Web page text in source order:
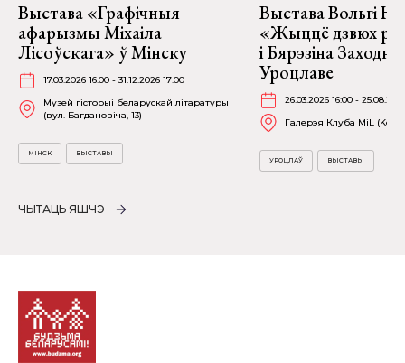
Выстава «Графічныя
афарызмы Міхаіла
Лісоўскага» ў Мінску
17.03.2026 16:00 - 31.12.2026 17:00
Музей гісторыі беларускай літаратуры
(вул. Багдановіча, 13)
МІНСК ВЫСТАВЫ
Выстава Вольгі
«Жыццё дзвюх
і Бярэзіна
Уроцлаве
26.03.2026 16:00 -
Галерэя Клуба MiL
УРОЦЛАЎ ВЫСТАВЫ
ЧЫТАЦЬ ЯШЧЭ